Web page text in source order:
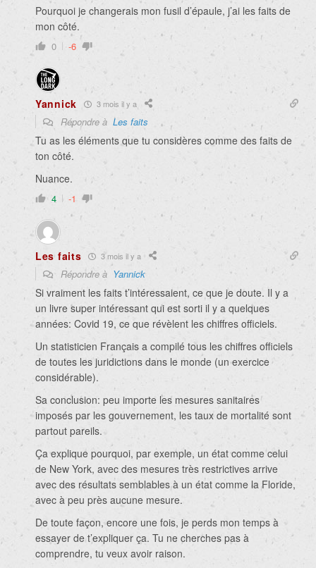
Pourquoi je changerais mon fusil d’épaule, j’ai les faits de
mon côté.
0 -6
Yannick 3 mois il y a
Répondre à Les faits
Tu as les éléments que tu considères comme des faits de
ton côté.
Nuance.
4 -1
Les faits 3 mois il y a
Répondre à Yannick
Si vraiment les faits t’intéressaient, ce que je doute. Il y a
un livre super intéressant qui est sorti il y a quelques
années: Covid 19, ce que révèlent les chiffres officiels.
Un statisticien Français a compilé tous les chiffres officiels
de toutes les juridictions dans le monde (un exercice
considérable).
Sa conclusion: peu importe les mesures sanitaires
imposés par les gouvernement, les taux de mortalité sont
partout pareils.
Ça explique pourquoi, par exemple, un état comme celui
de New York, avec des mesures très restrictives arrive
avec des résultats semblables à un état comme la Floride,
avec à peu près aucune mesure.
De toute façon, encore une fois, je perds mon temps à
essayer de t’expliquer ça. Tu ne cherches pas à
comprendre, tu veux avoir raison.